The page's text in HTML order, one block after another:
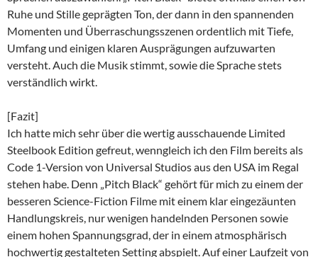
Ruhe und Stille geprägten Ton, der dann in den spannenden
Momenten und Überraschungsszenen ordentlich mit Tiefe,
Umfang und einigen klaren Ausprägungen aufzuwarten
versteht. Auch die Musik stimmt, sowie die Sprache stets
verständlich wirkt.
[Fazit]
Ich hatte mich sehr über die wertig ausschauende Limited
Steelbook Edition gefreut, wenngleich ich den Film bereits als
Code 1-Version von Universal Studios aus den USA im Regal
stehen habe. Denn „Pitch Black“ gehört für mich zu einem der
besseren Science-Fiction Filme mit einem klar eingezäunten
Handlungskreis, nur wenigen handelnden Personen sowie
einem hohen Spannungsgrad, der in einem atmosphärisch
hochwertig gestalteten Setting abspielt. Auf einer Laufzeit von